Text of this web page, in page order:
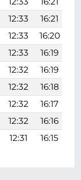
12:33 16:21
12:33 16:20
12:33 16:19
12:32 16:19
12:32 16:18
12:32 16:17
12:32 16:16
12:31 16:15